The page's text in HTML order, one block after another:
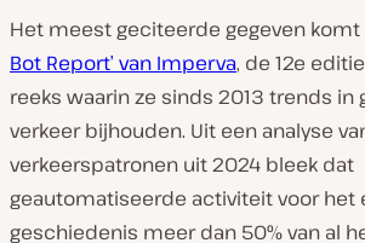
Het meest geciteerde gegeven
Bot Report’ van Imperva, de 12e
reeks waarin ze sinds 2013 trends
verkeer bijhouden. Uit een analyse
verkeerspatronen uit 2024 bleek dat
geautomatiseerde activiteit voor het
geschiedenis meer dan 50% van al